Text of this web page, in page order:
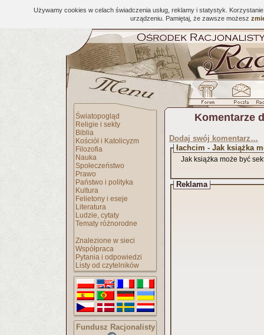
Używamy cookies w celach świadczenia usług, reklamy i statystyk.
urządzeniu. Pamiętaj, że zawsze możesz
Światopogląd
Religie i sekty
Biblia
Kościół i Katolicyzm
Filozofia
Nauka
Społeczeństwo
Prawo
Państwo i polityka
Kultura
Felietony i eseje
Literatura
Ludzie, cytaty
Tematy różnorodne
Znalezione w sieci
Współpraca
Pytania i odpowiedzi
Listy od czytelników
Fundusz Racjonalisty
Komentarze
Dodaj swój komentarz…
łachcim - Jak książka
Jak książka może być
Reklama